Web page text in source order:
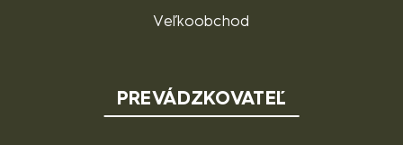
Veľkoobchod
PREVÁDZKOVATEĽ